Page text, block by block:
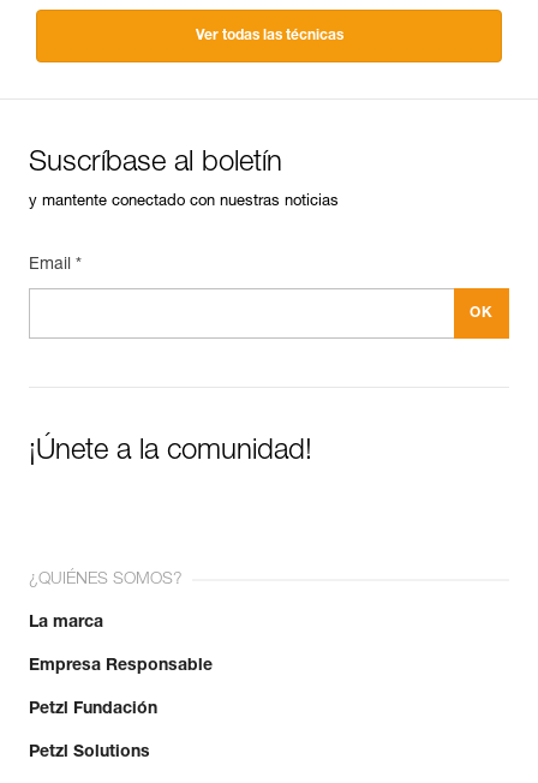
Ver todas las técnicas
Suscríbase al boletín
y mantente conectado con nuestras noticias
Email *
¡Únete a la comunidad!
¿QUIÉNES SOMOS?
La marca
Empresa Responsable
Petzl Fundación
Petzl Solutions